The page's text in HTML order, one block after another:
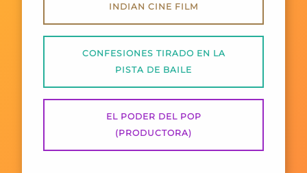
INDIAN CINE FILM
CONFESIONES TIRADO EN LA
PISTA DE BAILE
EL PODER DEL POP
(PRODUCTORA)